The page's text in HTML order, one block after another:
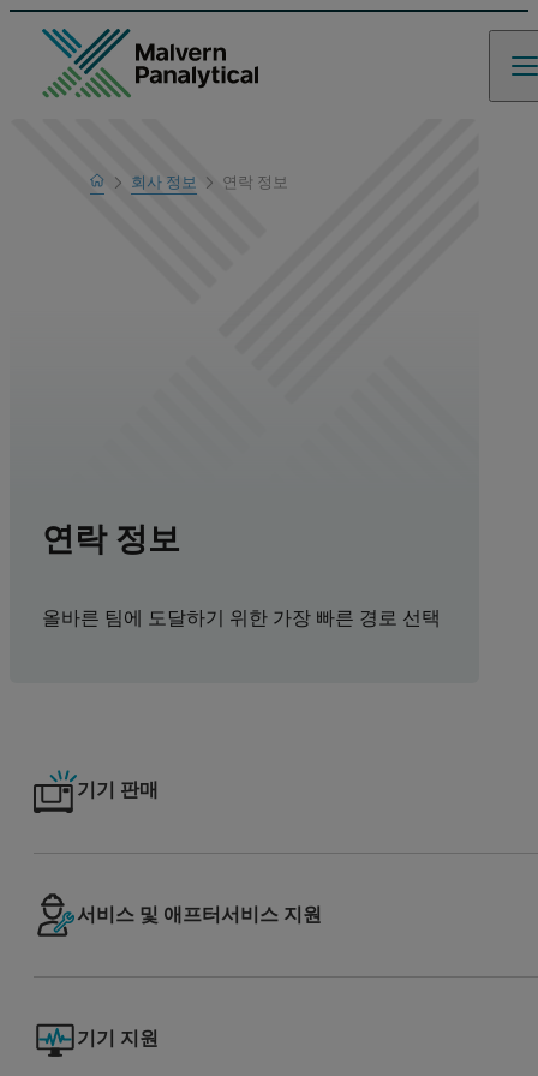
Home회사 정보 연락 정보
연락 정보
올바른 팀에 도달하기 위한 가장 빠른 경로 선택
기기 판매
서비스 및 애프터서비스 지원
기기 지원